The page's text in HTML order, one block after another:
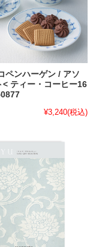
ペンハーゲン / アソ
< ティー・コーヒー16
¥3,240(税込)